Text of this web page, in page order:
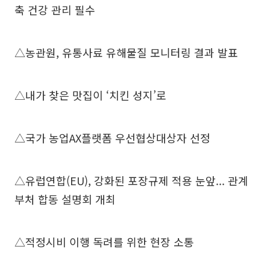
축 건강 관리 필수
△농관원, 유통사료 유해물질 모니터링 결과 발표
△내가 찾은 맛집이 ‘치킨 성지’로
△국가 농업AX플랫폼 우선협상대상자 선정
△유럽연합(EU), 강화된 포장규제 적용 눈앞... 관계
부처 합동 설명회 개최
△적정시비 이행 독려를 위한 현장 소통